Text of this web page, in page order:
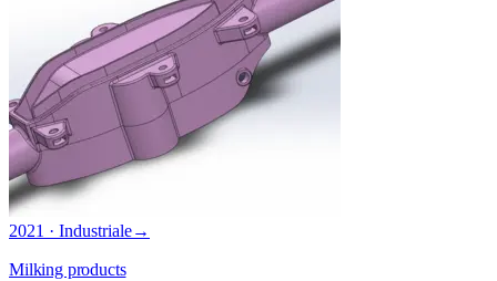
2021 · Industriale→
Milking products